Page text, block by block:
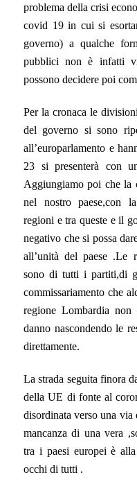
problema della crisi
covid 19 in cui si
governo) a qualche
pubblici non è infatti
possono decidere poi
Per la cronaca le
del governo si sono
all’europarlamento e
23 si presenterà con
Aggiungiamo poi che la
nel nostro paese,con
regioni e tra queste e il
negativo che si possa
all’unità del paese .Le
sono di tutti i partiti,di
commissariamento che
regione Lombardia non
danno nascondendo le
direttamente.
La strada seguita finora
della UE di fonte al
disordinata verso una
mancanza di una vera
tra i paesi europei è
occhi di tutti .